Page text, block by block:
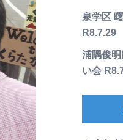
泉学区
R8.7.29
浦隅俊
い会